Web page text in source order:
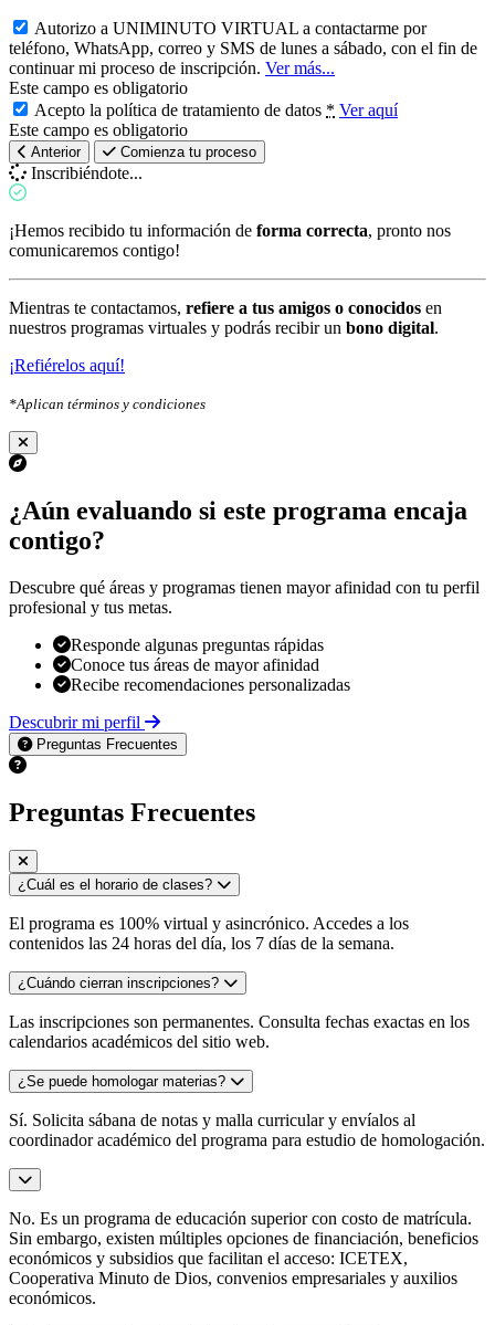
Autorizo a UNIMINUTO VIRTUAL a contactarme por
teléfono, WhatsApp, correo y SMS de lunes a sábado, con el fin de
continuar mi proceso de inscripción. Ver más...
Este campo es obligatorio
Acepto la política de tratamiento de datos * Ver aquí
Este campo es obligatorio
Anterior Comienza tu proceso
Inscribiéndote...
¡Hemos recibido tu información de forma correcta, pronto nos
comunicaremos contigo!
Mientras te contactamos, refiere a tus amigos o conocidos en
nuestros programas virtuales y podrás recibir un bono digital.
¡Refiérelos aquí!
*Aplican términos y condiciones
¿Aún evaluando si este programa encaja
contigo?
Descubre qué áreas y programas tienen mayor afinidad con tu perfil
profesional y tus metas.
Responde algunas preguntas rápidas
Conoce tus áreas de mayor afinidad
Recibe recomendaciones personalizadas
Descubrir mi perfil
Preguntas Frecuentes
Preguntas Frecuentes
¿Cuál es el horario de clases?
El programa es 100% virtual y asincrónico. Accedes a los
contenidos las 24 horas del día, los 7 días de la semana.
¿Cuándo cierran inscripciones?
Las inscripciones son permanentes. Consulta fechas exactas en los
calendarios académicos del sitio web.
¿Se puede homologar materias?
Sí. Solicita sábana de notas y malla curricular y envíalos al
coordinador académico del programa para estudio de homologación.
No. Es un programa de educación superior con costo de matrícula.
Sin embargo, existen múltiples opciones de financiación, beneficios
económicos y subsidios que facilitan el acceso: ICETEX,
Cooperativa Minuto de Dios, convenios empresariales y auxilios
económicos.